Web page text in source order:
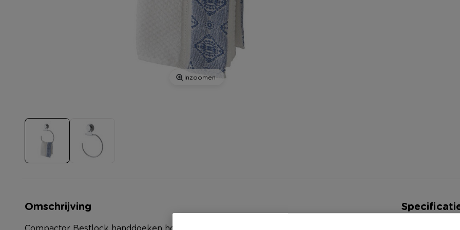
Inzoomen
Omschrijving
Compactor Bestlock handdoeken houder met zuignap, in een kwart omdraai